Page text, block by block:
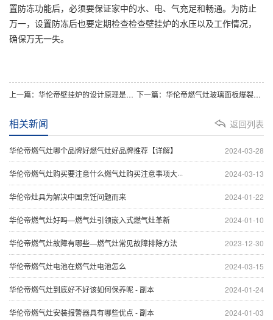
置防冻功能后，必须要保证家中的水、电、气充足和畅通。为防止
万一，设置防冻后也要定期检查检查壁挂炉的水压以及工作情况，
确保万无一失。
上一篇：华伦帝壁挂炉的设计原理是什么 下一篇：华伦帝燃气灶玻璃面板爆裂是什么原因
返回列表
相关新闻
2024-03-28
华伦帝燃气灶哪个品牌好燃气灶好品牌推荐【详解】
2024-03-13
华伦帝燃气灶购买要注意什么燃气灶购买注意事项大···
2024-01-22
华伦帝灶具为解决中国烹饪问题而来
2024-01-10
华伦帝燃气灶好吗—燃气灶引领嵌入式燃气灶革新
2023-12-30
华伦帝燃气灶故障有哪些—燃气灶常见故障排除方法
2024-03-15
华伦帝燃气灶电池在燃气灶电池怎么
2024-01-24
华伦帝燃气灶到底好不好该如何保养呢 - 副本
2024-01-03
华伦帝燃气灶安装报警器具有哪些优点 - 副本